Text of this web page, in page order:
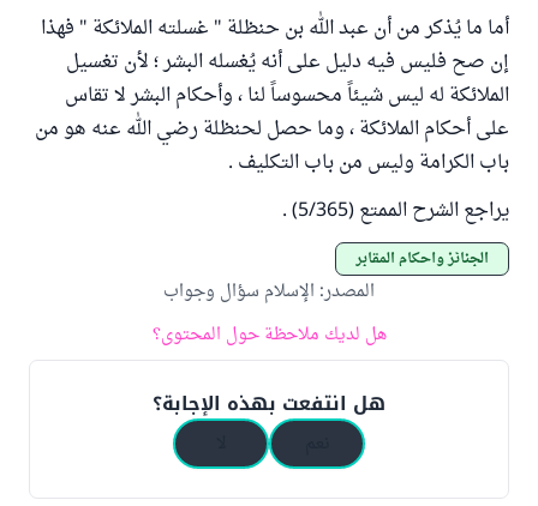
أما ما يُذكر من أن عبد الله بن حنظلة " غسلته الملائكة " فهذا
إن صح فليس فيه دليل على أنه يُغسله البشر ؛ لأن تغسيل
الملائكة له ليس شيئاً محسوساً لنا ، وأحكام البشر لا تقاس
على أحكام الملائكة ، وما حصل لحنظلة رضي الله عنه هو من
باب الكرامة وليس من باب التكليف .
يراجع الشرح الممتع (5/365) .
الجنائز وأحكام المقابر
المصدر: الإسلام سؤال وجواب
هل لديك ملاحظة حول المحتوى؟
هل انتفعت بهذه الإجابة؟